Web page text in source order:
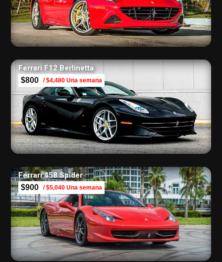
Ferrari F12 Berlinetta
$800 / $4,480 Una semana
Ferrari 458 Spider
$900 / $5,040 Una semana